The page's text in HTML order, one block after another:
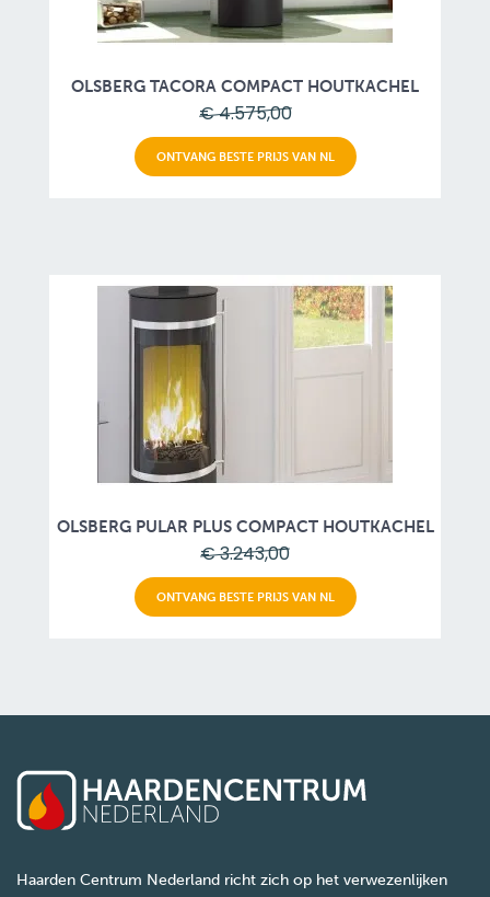
OLSBERG TACORA COMPACT HOUTKACHEL
€ 4.575,00
ONTVANG BESTE PRIJS VAN NL
OLSBERG PULAR PLUS COMPACT HOUTKACHEL
€ 3.243,00
ONTVANG BESTE PRIJS VAN NL
Haarden Centrum Nederland richt zich op het verwezenlijken